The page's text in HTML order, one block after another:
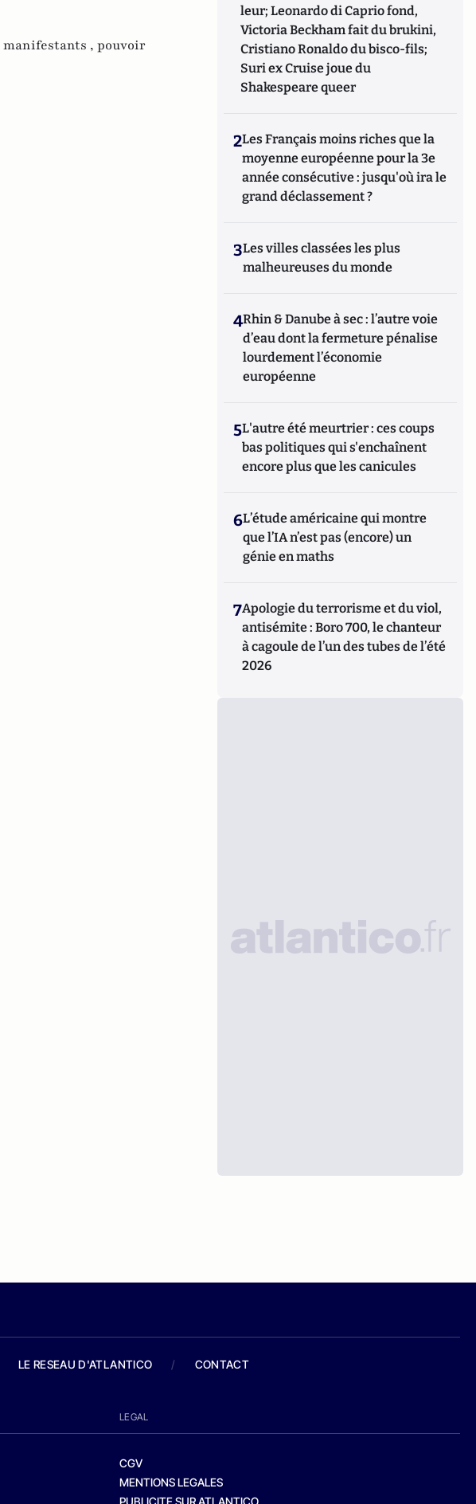
manifestants , pouvoir
leur; Leonardo di Caprio fond,
Victoria Beckham fait du brukini,
Cristiano Ronaldo du bisco-fils;
Suri ex Cruise joue du
Shakespeare queer
2Les Français moins riches que la
moyenne européenne pour la 3e
année consécutive : jusqu'où ira le
grand déclassement ?
3Les villes classées les plus
malheureuses du monde
4Rhin & Danube à sec : l’autre voie
d’eau dont la fermeture pénalise
lourdement l’économie
européenne
5L'autre été meurtrier : ces coups
bas politiques qui s'enchaînent
encore plus que les canicules
6L’étude américaine qui montre
que l’IA n’est pas (encore) un
génie en maths
7Apologie du terrorisme et du viol,
antisémite : Boro 700, le chanteur
à cagoule de l’un des tubes de l’été
2026
LE RESEAU D'ATLANTICO / CONTACT
LEGAL
CGV
MENTIONS LEGALES
PUBLICITE SUR ATLANTICO